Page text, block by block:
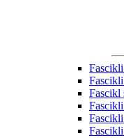
Fascikl